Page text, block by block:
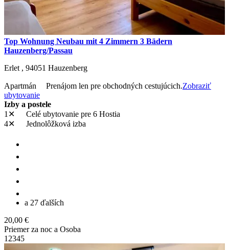
Top Wohnung Neubau mit 4 Zimmern 3 Bädern
Hauzenberg/Passau
Erlet , 94051 Hauzenberg
Apartmán Prenájom len pre obchodných cestujúcich.Zobraziť
ubytovanie
Izby a postele
1✕
Celé ubytovanie pre 6 Hostia
4✕
Jednolôžková izba
a 27 ďalších
20,00 €
Priemer za noc a Osoba
1 2345